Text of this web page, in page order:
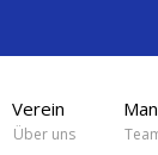
Verein
Über uns